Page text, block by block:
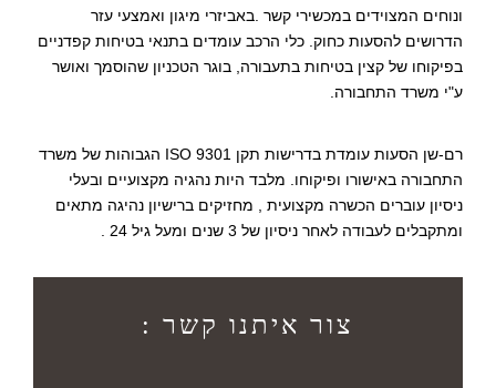
ונוחים המצוידים במכשירי קשר .באביזרי מיגון ואמצעי עזר
הדרושים להסעות כחוק. כלי הרכב עומדים בתנאי בטיחות קפדניים
בפיקוחו של קצין בטיחות בתעבורה, בוגר הטכניון שהוסמך ואושר
ע"י משרד התחבורה.
רם-שן הסעות עומדת בדרישות תקן ISO 9301 הגבוהות של משרד
התחבורה באישורו ופיקוחו. מלבד היות נהגיה מקצועיים ובעלי
ניסיון עוברים הכשרה מקצועית , מחזיקים ברישיון נהיגה מתאים
ומתקבלים לעבודה לאחר ניסיון של 3 שנים ומעל גיל 24 .
צור איתנו קשר :